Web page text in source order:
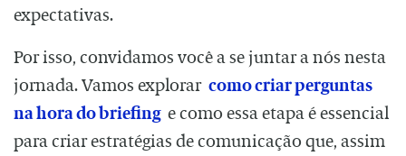
expectativas.
Por isso, convidamos você a se juntar a nós nesta
jornada. Vamos explorar como criar perguntas
na hora do briefing e como essa etapa é essencial
para criar estratégias de comunicação que, assim